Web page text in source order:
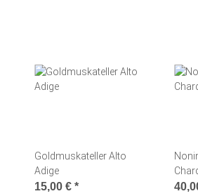
Goldmuskateller Alto
Adige
15,00 € *